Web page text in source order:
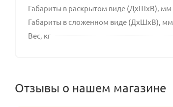
Габариты в раскрытом виде (ДхШхВ), мм
Габариты в сложенном виде (ДхШхВ), мм
Вес, кг
Отзывы о нашем магазине